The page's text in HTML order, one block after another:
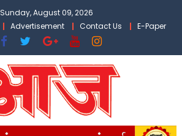
Sunday, August 09, 2026
Advertisement Contact Us E-Paper